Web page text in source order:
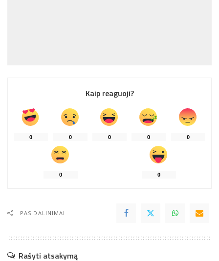
Kaip reaguoji?
0 0 0 0 0
0 0
PASIDALINIMAI
Rašyti atsakymą